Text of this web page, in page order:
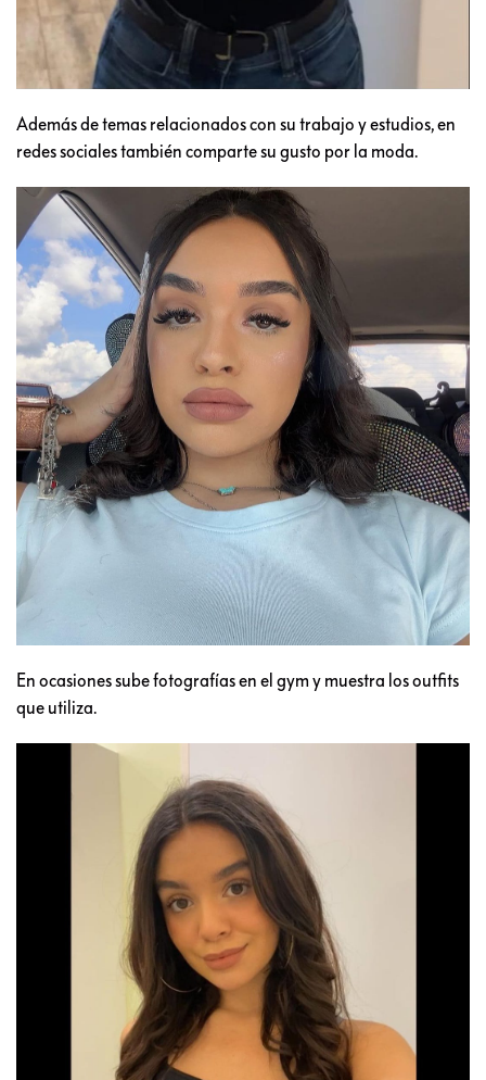
Además de temas relacionados con su trabajo y estudios, en
redes sociales también comparte su gusto por la moda.
En ocasiones sube fotografías en el gym y muestra los outfits
que utiliza.